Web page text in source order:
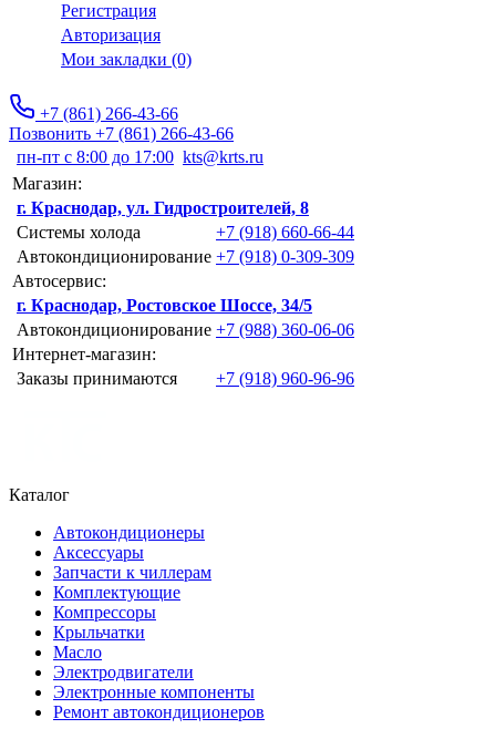
Регистрация
Авторизация
Мои закладки (0)
+7 (861) 266-43-66
Позвонить +7 (861) 266-43-66
пн-пт с 8:00 до 17:00 kts@krts.ru
Магазин:
г. Краснодар, ул. Гидростроителей, 8
Системы холода
+7 (918) 660-66-44
Автокондиционирование +7 (918) 0-309-309
Автосервис:
г. Краснодар, Ростовское Шоссе, 34/5
Автокондиционирование +7 (988) 360-06-06
Интернет-магазин:
Заказы принимаются
+7 (918) 960-96-96
Каталог
Автокондиционеры
Аксессуары
Запчасти к чиллерам
Комплектующие
Компрессоры
Крыльчатки
Масло
Электродвигатели
Электронные компоненты
Ремонт автокондиционеров